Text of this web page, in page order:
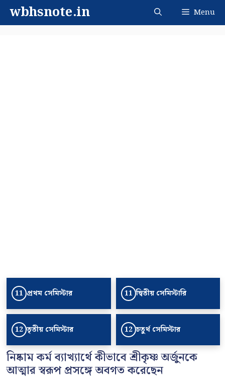
Skipwbhsnote.in Menu
11 প্রথম সেমিস্টার 11 দ্বিতীয় সেমিস্টারি
12 তৃতীয় সেমিস্টার 12 চতুর্থ সেমিস্টার
নিষ্কাম কর্ম ব্যাখ্যার্থে কীভাবে শ্রীকৃষ্ণ অর্জুনকে
আত্মার স্বরূপ প্রসঙ্গে অবগত করেছেন